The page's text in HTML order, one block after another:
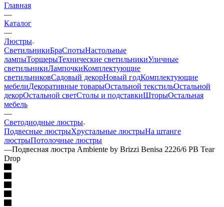
Главная
—
Каталог
—
Люстры
СветильникиБраСпотыНастольные
лампыТоршерыТехнические светильникиУличные
светильникиЛампочкиКомплектующие
светильниковСадовый декорНовый годКомплектующие
мебелиДекоративные товарыОстальной текстильОстальной
декорОстальной светСтолы и подставкиШторыОстальная
мебель
—
Светодиодные люстры
Подвесные люстрыХрустальные люстрыНа штанге
люстрыПотолочные люстры
—Подвесная люстра Ambiente by Brizzi Benisa 2226/6 PB Tear
Drop